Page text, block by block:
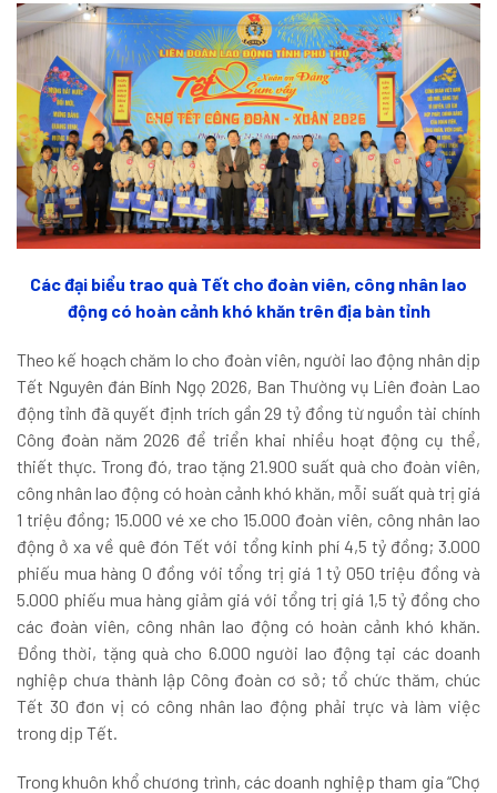
Các đại biểu trao quà Tết cho đoàn viên, công nhân lao
động có hoàn cảnh khó khăn trên địa bàn tỉnh
Theo kế hoạch chăm lo cho đoàn viên, người lao động nhân dịp
Tết Nguyên đán Bính Ngọ 2026, Ban Thường vụ Liên đoàn Lao
động tỉnh đã quyết định trích gần 29 tỷ đồng từ nguồn tài chính
Công đoàn năm 2026 để triển khai nhiều hoạt động cụ thể,
thiết thực. Trong đó, trao tặng 21.900 suất quà cho đoàn viên,
công nhân lao động có hoàn cảnh khó khăn, mỗi suất quà trị giá
1 triệu đồng; 15.000 vé xe cho 15.000 đoàn viên, công nhân lao
động ở xa về quê đón Tết với tổng kinh phí 4,5 tỷ đồng; 3.000
phiếu mua hàng 0 đồng với tổng trị giá 1 tỷ 050 triệu đồng và
5.000 phiếu mua hàng giảm giá với tổng trị giá 1,5 tỷ đồng cho
các đoàn viên, công nhân lao động có hoàn cảnh khó khăn.
Đồng thời, tặng quà cho 6.000 người lao động tại các doanh
nghiệp chưa thành lập Công đoàn cơ sở; tổ chức thăm, chúc
Tết 30 đơn vị có công nhân lao động phải trực và làm việc
trong dịp Tết.
Trong khuôn khổ chương trình, các doanh nghiệp tham gia “Chợ